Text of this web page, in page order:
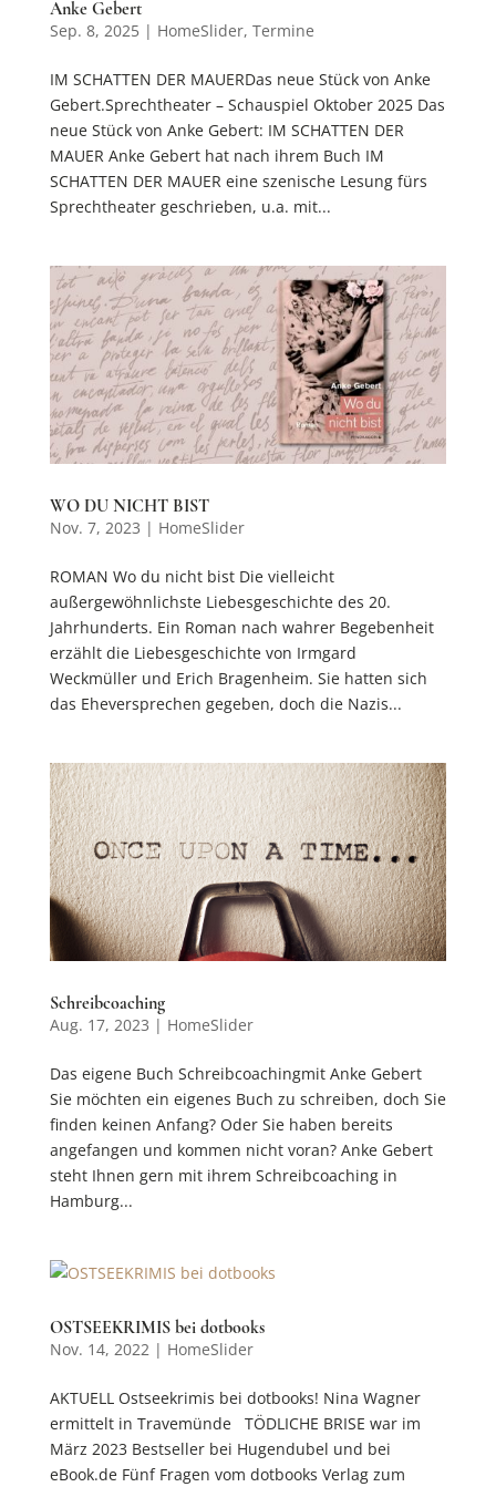
Anke Gebert
Sep. 8, 2025| HomeSlider, Termine
IM SCHATTEN DER MAUERDas neue Stück von Anke
Gebert.Sprechtheater – Schauspiel Oktober 2025 Das
neue Stück von Anke Gebert: IM SCHATTEN DER
MAUER Anke Gebert hat nach ihrem Buch IM
SCHATTEN DER MAUER eine szenische Lesung fürs
Sprechtheater geschrieben, u.a. mit...
WO DU NICHT BIST
Nov. 7, 2023 | HomeSlider
ROMAN Wo du nicht bist Die vielleicht
außergewöhnlichste Liebesgeschichte des 20.
Jahrhunderts. Ein Roman nach wahrer Begebenheit
erzählt die Liebesgeschichte von Irmgard
Weckmüller und Erich Bragenheim. Sie hatten sich
das Eheversprechen gegeben, doch die Nazis...
Schreibcoaching
Aug. 17, 2023 | HomeSlider
Das eigene Buch Schreibcoachingmit Anke Gebert
Sie möchten ein eigenes Buch zu schreiben, doch Sie
finden keinen Anfang? Oder Sie haben bereits
angefangen und kommen nicht voran? Anke Gebert
steht Ihnen gern mit ihrem Schreibcoaching in
Hamburg...
OSTSEEKRIMIS bei dotbooks
Nov. 14, 2022| HomeSlider
AKTUELL Ostseekrimis bei dotbooks! Nina Wagner
ermittelt in Travemünde TÖDLICHE BRISE war im
März 2023 Bestseller bei Hugendubel und bei
eBook.de Fünf Fragen vom dotbooks Verlag zum